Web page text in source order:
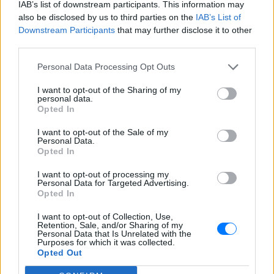
IAB’s list of downstream participants. This information may
also be disclosed by us to third parties on the IAB’s List of
Downstream Participants that may further disclose it to other
Personal Data Processing Opt Outs
I want to opt-out of the Sharing of my
personal data.
Opted In
I want to opt-out of the Sale of my
Personal Data.
Opted In
I want to opt-out of processing my
Personal Data for Targeted Advertising.
Opted In
I want to opt-out of Collection, Use,
Retention, Sale, and/or Sharing of my
Personal Data that Is Unrelated with the
Purposes for which it was collected.
Opted Out
ΔΕΙΤΕ ΕΠΙΣΗΣ
ΣΤΗΝ ΙΔΙΑ ΚΑΤΗΓΟΡΙΑ
Συναγερμός στο Στεφάνι ‑
Εναέρια μέσα και μήνυμα
Ισχυρές επίγειες δυνάμεις της
Πυροσβεστικής ενισχυμένες με
αεροσκάφη και ελικόπτερα επιχειρούν
στο Στεφάνι Κορίνθου.